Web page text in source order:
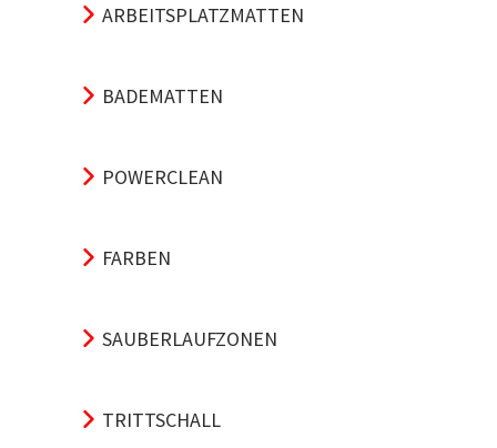
ARBEITSPLATZMATTEN
BADEMATTEN
POWERCLEAN
FARBEN
SAUBERLAUFZONEN
TRITTSCHALL